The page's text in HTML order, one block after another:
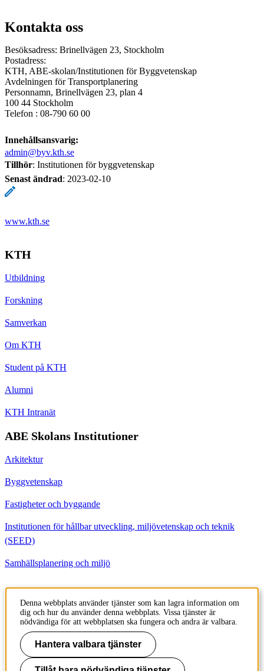
Kontakta oss
Besöksadress: Brinellvägen 23, Stockholm
Postadress:
KTH, ABE-skolan/Institutionen för Byggvetenskap
Avdelningen för Transportplanering
Personnamn, Brinellvägen 23, plan 4
100 44 Stockholm
Telefon : 08-790 60 00
Innehållsansvarig:
admin@byv.kth.se
Tillhör: Institutionen för byggvetenskap
Senast ändrad: 2023-02-10
www.kth.se
KTH
Utbildning
Forskning
Samverkan
Om KTH
Student på KTH
Alumni
KTH Intranät
ABE Skolans Institutioner
Arkitektur
Byggvetenskap
Fastigheter och byggande
Institutionen för hållbar utveckling, miljövetenskap och teknik
(SEED)
Samhällsplanering och miljö
Kontakt
Institutionen för Byggvetenskap
Brinellvägen 23
100 44 Stockholm
Sweden
Denna webbplats använder tjänster som kan lagra information om
dig och hur du använder denna webbplats. Vissa tjänster är
nödvändiga för att webbplatsen ska fungera och andra är valbara.
Hantera valbara tjänster